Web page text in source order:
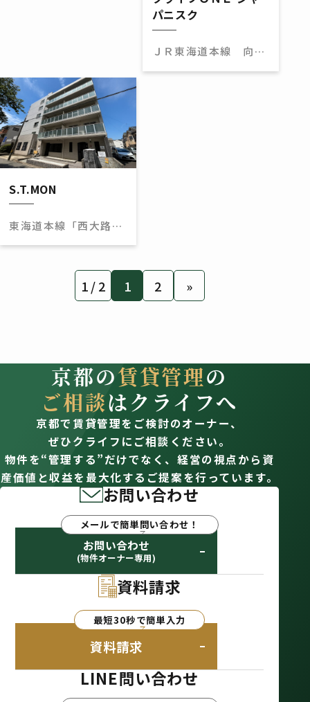
パニスク
ＪＲ東海道本線 向日
S.T.MON
東海道本線「西大路」
1 / 2 1 2 »
京都の賃貸管理の
ご相談はクライフへ
京都で賃貸管理をご検討のオーナー、
ぜひクライフにご相談ください。
物件を“管理する”だけでなく、経営の視点から資
産価値と収益を最大化するご提案を行っています。
お問い合わせ
メールで簡単問い合わせ！
お問い合わせ
(物件オーナー専用)
資料請求
最短30秒で簡単入力
資料請求
LINE問い合わせ